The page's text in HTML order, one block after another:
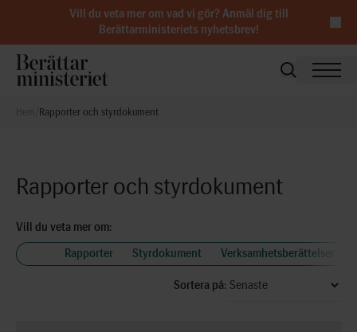
Vill du veta mer om vad vi gör? Anmäl dig till
Berättarministeriets nyhetsbrev!
Rapporter och styrdokument
Rapporter och styrdokument
Vill du veta mer om:
Rapporter Styrdokument Verksamhetsberättelser
Sortera på: